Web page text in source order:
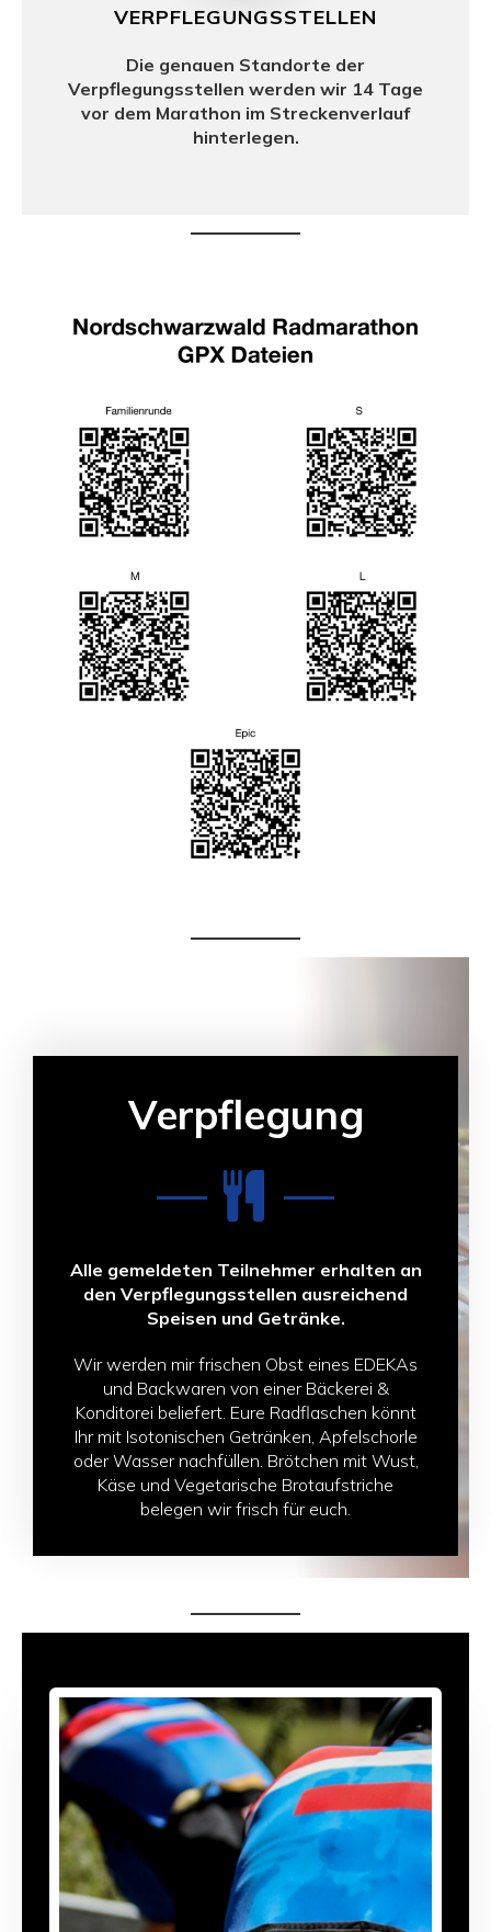
VERPFLEGUNGSSTELLEN
Die genauen Standorte der
Verpflegungsstellen werden wir 14 Tage
vor dem Marathon im Streckenverlauf
hinterlegen.
Verpflegung
Alle gemeldeten Teilnehmer erhalten an
den Verpflegungsstellen ausreichend
Speisen und Getränke.
Wir werden mir frischen Obst eines EDEKAs
und Backwaren von einer Bäckerei &
Konditorei beliefert. Eure Radflaschen könnt
Ihr mit Isotonischen Getränken, Apfelschorle
oder Wasser nachfüllen. Brötchen mit Wust,
Käse und Vegetarische Brotaufstriche
belegen wir frisch für euch.